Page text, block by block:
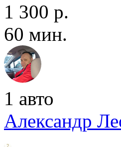
1 300 р.
60 мин.
1 авто
Александр